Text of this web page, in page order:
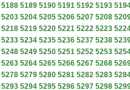
5188 5189 5190 5191 5192 5193
5203 5204 5205 5206 5207 5208
5218 5219 5220 5221 5222 5223
5233 5234 5235 5236 5237 5238
5248 5249 5250 5251 5252 5253
5263 5264 5265 5266 5267 5268
5278 5279 5280 5281 5282 5283
5293 5294 5295 5296 5297 5298